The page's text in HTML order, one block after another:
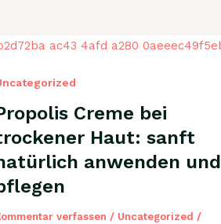
Creme bei
Haut: sanft
anwenden und
verfassen / Uncategorized /